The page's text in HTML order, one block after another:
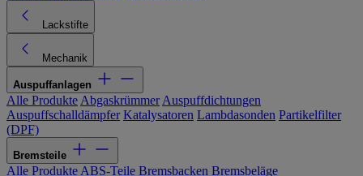
Lackstifte
Mechanik
Auspuffanlagen
Alle Produkte Abgaskrümmer Auspuffdichtungen
Auspuffschalldämpfer Katalysatoren Lambdasonden Partikelfilter
(DPF)
Bremsteile
Alle Produkte ABS-Teile Bremsbacken Bremsbeläge